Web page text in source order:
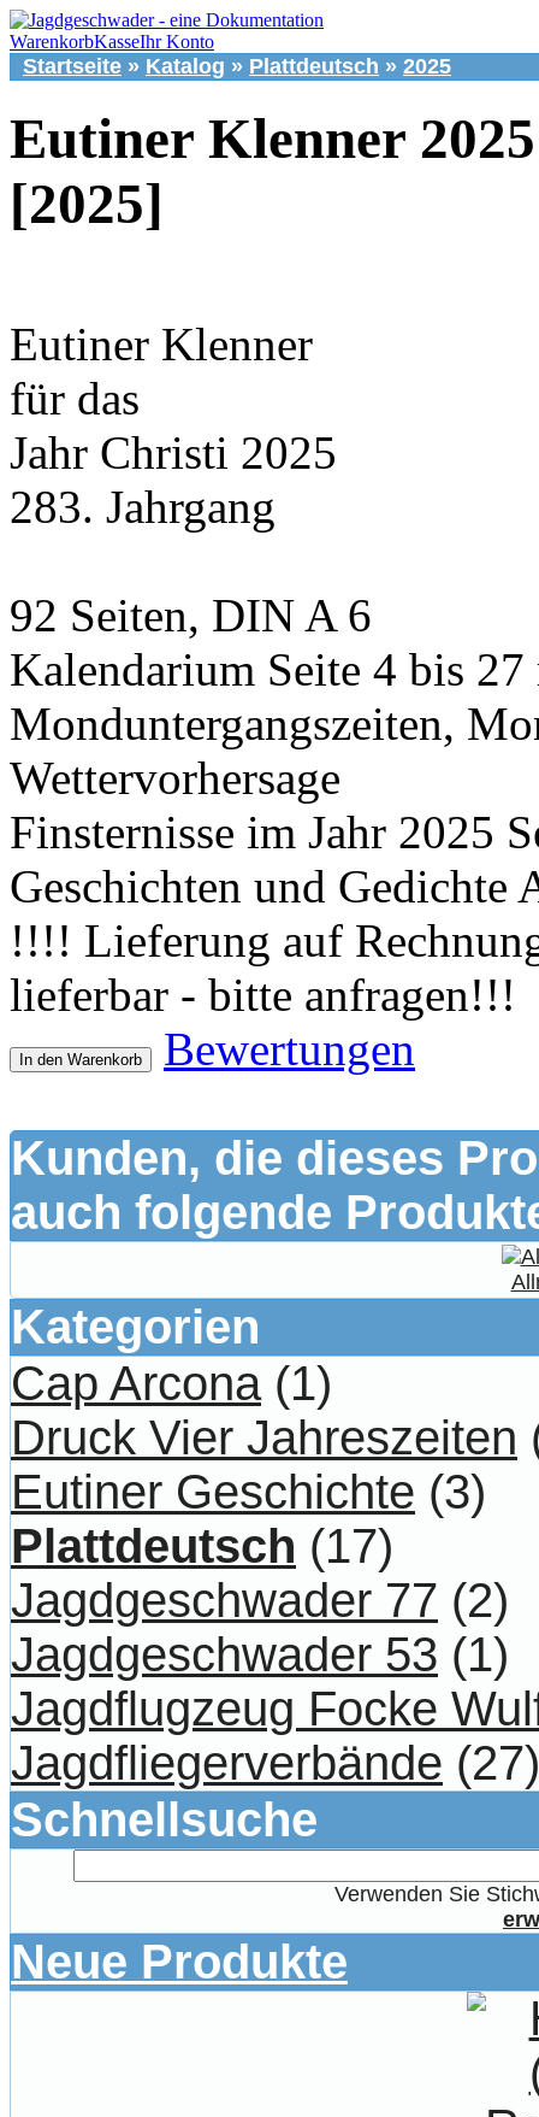
WarenkorbKasseIhr Konto
Startseite » Katalog » Plattdeutsch » 2025
Eutiner Klenner 2025
[2025]
Eutiner Klenner
für das
Jahr Christi 2025
283. Jahrgang
92 Seiten, DIN A 6
Kalendarium Seite 4 bis
Monduntergangszeiten,
Wettervorhersage
Finsternisse im Jahr 2025
Geschichten und Gedichte
!!!! Lieferung auf
lieferbar - bitte anfragen!!!
In den Warenkorb Bewertungen
Kunden, die dieses
auch folgende
Kategorien
Cap Arcona(1)
Druck Vier Jahreszeiten
Eutiner Geschichte (3)
Plattdeutsch (17)
Jagdgeschwader 77 (2)
Jagdgeschwader 53 (1)
Jagdflugzeug Focke
Jagdfliegerverbände (27)
Schnellsuche
Verwenden Sie
Neue Produkte